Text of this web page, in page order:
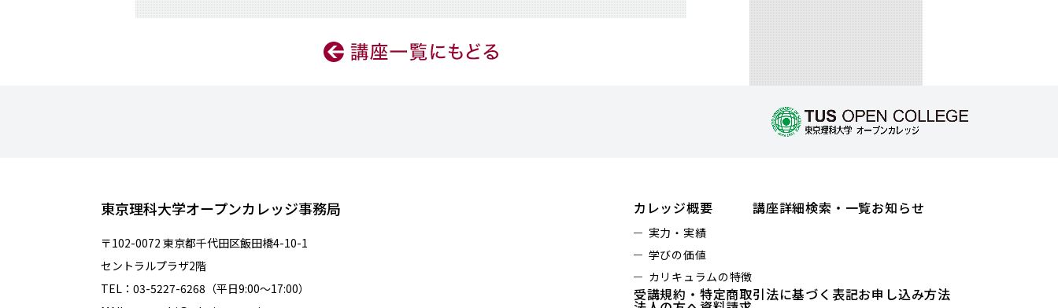
東京理科大学オープンカレッジ事務局
〒102-0072 東京都千代田区飯田橋4-10-1
セントラルプラザ2階
TEL：03-5227-6268（平日9:00～17:00）
カレッジ概要
実力・実績
学びの価値
カリキュラムの特徴
講座詳細検索・一覧お知らせ
受講規約・特定商取引法に基づく表記お申し込み方法